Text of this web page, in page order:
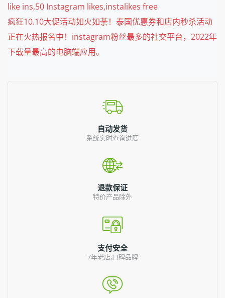
like ins,50 Instagram likes,instalikes free
疯狂10.10大促活动如火如荼！泰国优惠券和店内秒杀活动
正在火热报名中！instagram粉丝最多的社交平台，2022年
下载量最高的电脑端应用。
自动发货
系统实时查询进度
退款保证
特价产品除外
支付安全
7年老店,口碑品牌